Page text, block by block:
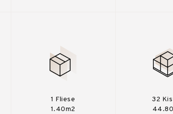
1 Fliese
1.40m2
32